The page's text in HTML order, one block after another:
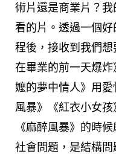
術片還是商業片？
看的片。透過一個
程後，接收到我們
在畢業的前一天爆
嬤的夢中情人》用
風暴》《紅衣小女
《麻醉風暴》的時
社會問題，是結構